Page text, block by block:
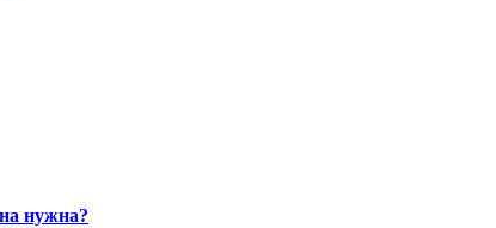
нужна?